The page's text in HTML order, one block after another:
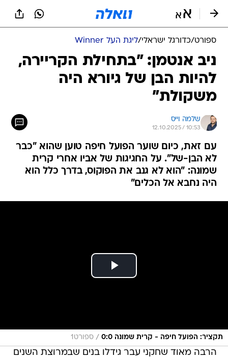
ספורט/כדורגל ישראלי/ליגת העל Winner
ניב אנטמן: "בתחילת הקריירה,
להיות הבן של גיורא היה
משקולת"
שלמה וייס
12.10.2025 / 10:53
עם זאת, כיום שוער הפועל חיפה טוען שהוא "כבר
לא הבן-של". על החגיגות של אביו אחרי קרית
שמונה: "הוא לא גנב את הפוקוס, בדרך כלל הוא
היה נחבא אל הכלים"
תקציר: הפועל חיפה - קרית שמונה 0:0 / ספורט1
הרבה מאוד שחקני עבר גידלו בנים שבמרוצת השנים